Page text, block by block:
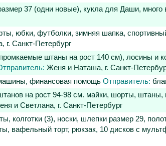
37 (одни новые), кукла для Даши,
юбки, футболки, зимняя шапка,
Санкт-Петербург
штаны на рост 140 см), лосины и
Женя и Наташа, г. Санкт-
финансовая помощь Отправитель:
на рост 94-98 см. майки, шорты,
и Светлана, г. Санкт-Петербург
(3), носки, шлепки размер 29,
вафельный торт, рюкзак, 10 дисков с